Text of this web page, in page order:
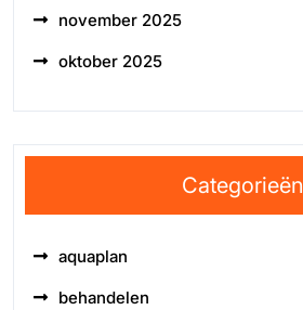
november 2025
oktober 2025
Categorieën
aquaplan
behandelen